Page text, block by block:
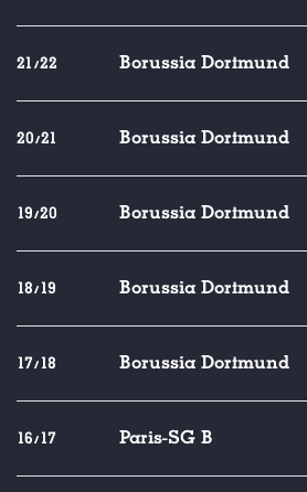
21/22 Borussia Dortmund
20/21 Borussia Dortmund
19/20 Borussia Dortmund
18/19 Borussia Dortmund
17/18 Borussia Dortmund
16/17 Paris-SG B